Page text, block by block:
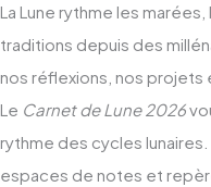
La Lune rythme les
traditions depuis des
nos réflexions, nos projets
Le Carnet de Lune 2026
rythme des cycles
espaces de notes et